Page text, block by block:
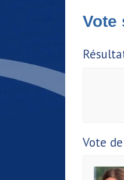
Vote
Vote de